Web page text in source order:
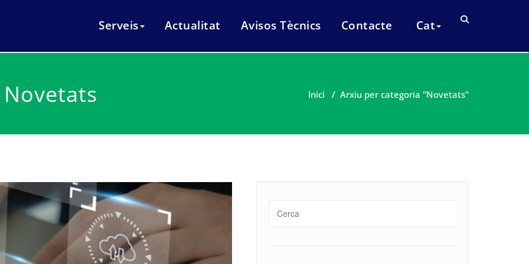
i manteniments informàtics Mataró
Serveis Actualitat Avisos Tècnics Contacte Cat
Inici / Arxiu per categoria "Novetats"